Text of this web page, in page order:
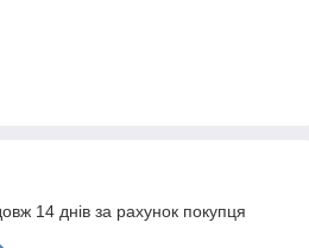
14 днів за рахунок покупця